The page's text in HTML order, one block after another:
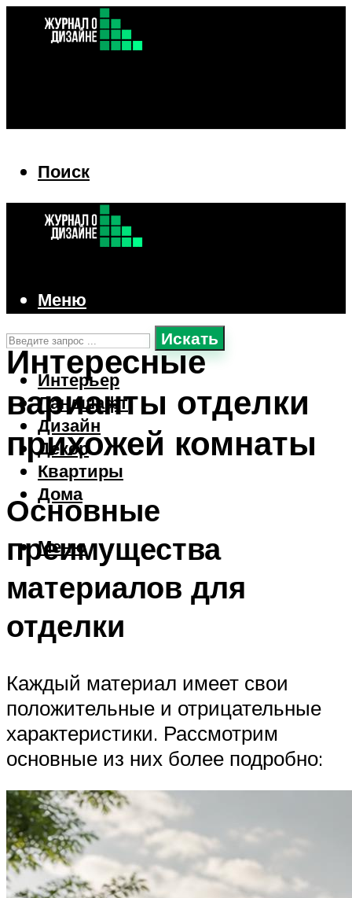
Поиск
Искать
Интерьер
Ландшафт
Дизайн
Декор
Квартиры
Дома
Меню
Меню
Интересные
варианты отделки
прихожей комнаты
Основные
преимущества
материалов для
отделки
Каждый материал имеет свои
положительные и отрицательные
характеристики. Рассмотрим
основные из них более подробно: